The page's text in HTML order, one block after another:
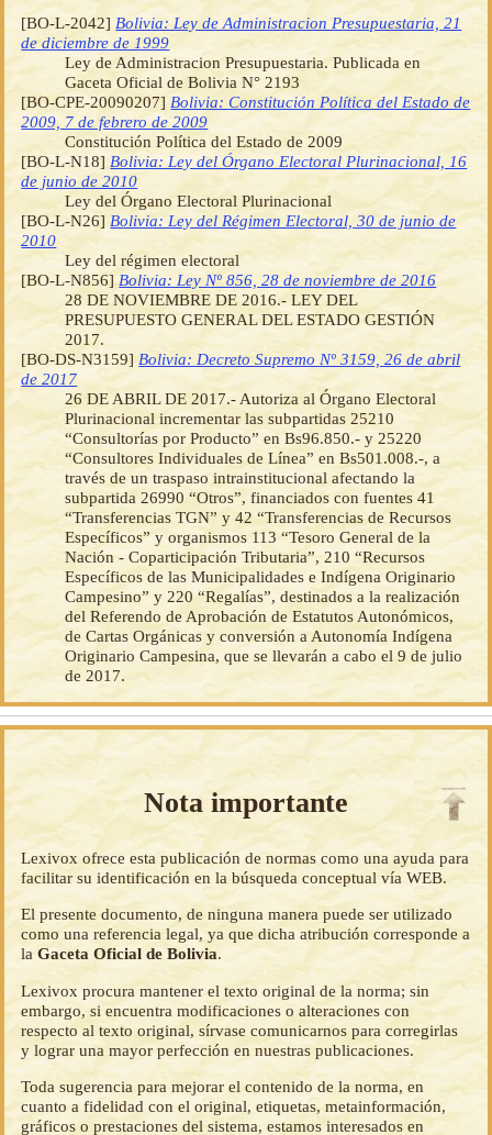
[BO-L-2042] Bolivia: Ley de Administracion Presupuestaria, 21
de diciembre de 1999
Ley de Administracion Presupuestaria. Publicada en
Gaceta Oficial de Bolivia N° 2193
[BO-CPE-20090207] Bolivia: Constitución Política del Estado de
2009, 7 de febrero de 2009
Constitución Política del Estado de 2009
[BO-L-N18] Bolivia: Ley del Órgano Electoral Plurinacional, 16
de junio de 2010
Ley del Órgano Electoral Plurinacional
[BO-L-N26] Bolivia: Ley del Régimen Electoral, 30 de junio de
2010
Ley del régimen electoral
[BO-L-N856] Bolivia: Ley Nº 856, 28 de noviembre de 2016
28 DE NOVIEMBRE DE 2016.- LEY DEL
PRESUPUESTO GENERAL DEL ESTADO GESTIÓN
2017.
[BO-DS-N3159] Bolivia: Decreto Supremo Nº 3159, 26 de abril
de 2017
26 DE ABRIL DE 2017.- Autoriza al Órgano Electoral
Plurinacional incrementar las subpartidas 25210
“Consultorías por Producto” en Bs96.850.- y 25220
“Consultores Individuales de Línea” en Bs501.008.-, a
través de un traspaso intrainstitucional afectando la
subpartida 26990 “Otros”, financiados con fuentes 41
“Transferencias TGN” y 42 “Transferencias de Recursos
Específicos” y organismos 113 “Tesoro General de la
Nación - Coparticipación Tributaria”, 210 “Recursos
Específicos de las Municipalidades e Indígena Originario
Campesino” y 220 “Regalías”, destinados a la realización
del Referendo de Aprobación de Estatutos Autonómicos,
de Cartas Orgánicas y conversión a Autonomía Indígena
Originario Campesina, que se llevarán a cabo el 9 de julio
de 2017.
Nota importante
Lexivox ofrece esta publicación de normas como una ayuda para
facilitar su identificación en la búsqueda conceptual vía WEB.
El presente documento, de ninguna manera puede ser utilizado
como una referencia legal, ya que dicha atribución corresponde a
laGaceta Oficial de Bolivia.
Lexivox procura mantener el texto original de la norma; sin
embargo, si encuentra modificaciones o alteraciones con
respecto al texto original, sírvase comunicarnos para corregirlas
y lograr una mayor perfección en nuestras publicaciones.
Toda sugerencia para mejorar el contenido de la norma, en
cuanto a fidelidad con el original, etiquetas, metainformación,
gráficos o prestaciones del sistema, estamos interesados en